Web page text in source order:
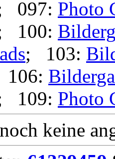
097: Photo
100:
; 103:
109: Photo
keine